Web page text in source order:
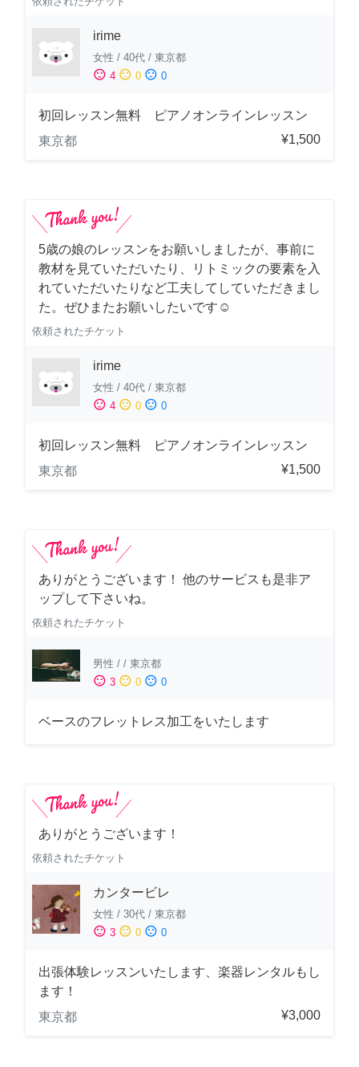
irime
女性 / 40代 / 東京都
sentiment_satisfied 4 sentiment_neutral 0 sentiment_dissatisfied 0
初回レッスン無料 ピアノオンラインレッスン
東京都
¥1,500
5歳の娘のレッスンをお願いしましたが、事前に
教材を見ていただいたり、リトミックの要素を入
れていただいたりなど工夫してしていただきまし
た。ぜひまたお願いしたいです☺️
依頼されたチケット
irime
女性 / 40代 / 東京都
sentiment_satisfied 4 sentiment_neutral 0 sentiment_dissatisfied 0
初回レッスン無料 ピアノオンラインレッスン
東京都
¥1,500
ありがとうございます！ 他のサービスも是非ア
ップして下さいね。
依頼されたチケット
男性 / / 東京都
sentiment_satisfied 3 sentiment_neutral 0 sentiment_dissatisfied 0
ベースのフレットレス加工をいたします
ありがとうございます！
依頼されたチケット
カンタービレ
女性 / 30代 / 東京都
sentiment_satisfied 3 sentiment_neutral 0 sentiment_dissatisfied 0
出張体験レッスンいたします、楽器レンタルもし
ます！
東京都
¥3,000